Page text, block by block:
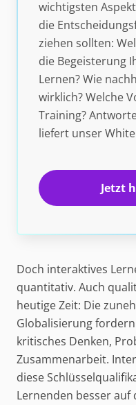
wichtigsten
die
ziehen sollten:
die Begeisterung
Lernen? Wie
wirklich? Welche
Training?
liefert unser
Jetzt
Doch interaktives
quantitativ. Auch
heutige Zeit: Die
Globalisierung
kritisches Denken,
Zusammenarbeit.
diese
Lernenden besser